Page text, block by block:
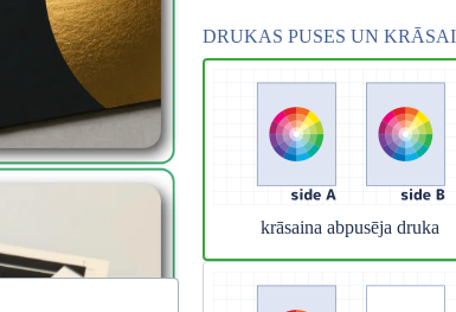
un
DRUKAS PUSES UN
krāsaina abpusēja druka